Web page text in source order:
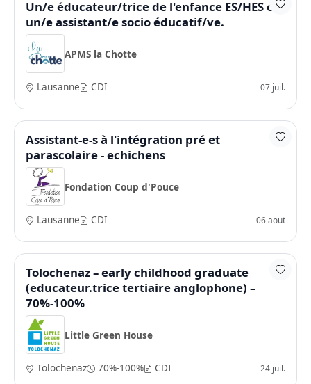
Un/e éducateur/trice de l'enfance ES/HES ou
un/e assistant/e socio éducatif/ve.
APMS la Chotte
Lausanne CDI 07 juil.
Assistant-e-s à l'intégration pré et
parascolaire - echichens
Fondation Coup d'Pouce
Lausanne CDI 06 aout
Tolochenaz – early childhood graduate
(educateur.trice tertiaire anglophone) –
70%-100%
Little Green House
Tolochenaz 70%-100% CDI 24 juil.